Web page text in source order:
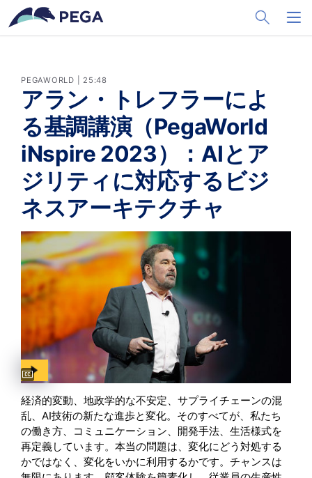
メインコンテンツに飛ぶ
Toggle
PEGAWORLD | 25:48
アラン・トレフラーによ
る基調講演（PegaWorld
iNspire 2023）：AIとア
ジリティに対応するビジ
ネスアーキテクチャ
Captions available
経済的変動、地政学的な不安定、サプライチェーンの混
乱、AI技術の新たな進歩と変化。そのすべてが、私たち
の働き方、コミュニケーション、開発手法、生活様式を
再定義しています。本当の問題は、変化にどう対処する
かではなく、変化をいかに利用するかです。チャンスは